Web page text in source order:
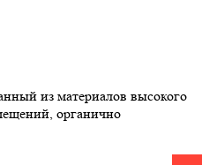
из материалов высокого
органично